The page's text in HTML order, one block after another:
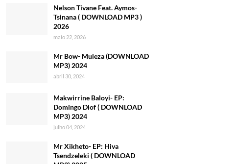
Nelson Tivane Feat. Aymos-
Tsinana ( DOWNLOAD MP3 )
2026
maio 22, 2026
Mr Bow- Muleza (DOWNLOAD
MP3) 2024
abril 30, 2024
Makwirrine Baloyi- EP:
Domingo Diof ( DOWNLOAD
MP3) 2024
julho 04, 2024
Mr Xikheto- EP: Hiva
Tsendzeleki ( DOWNLOAD